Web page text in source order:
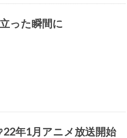
った瞬間に
年1月アニメ放送開始